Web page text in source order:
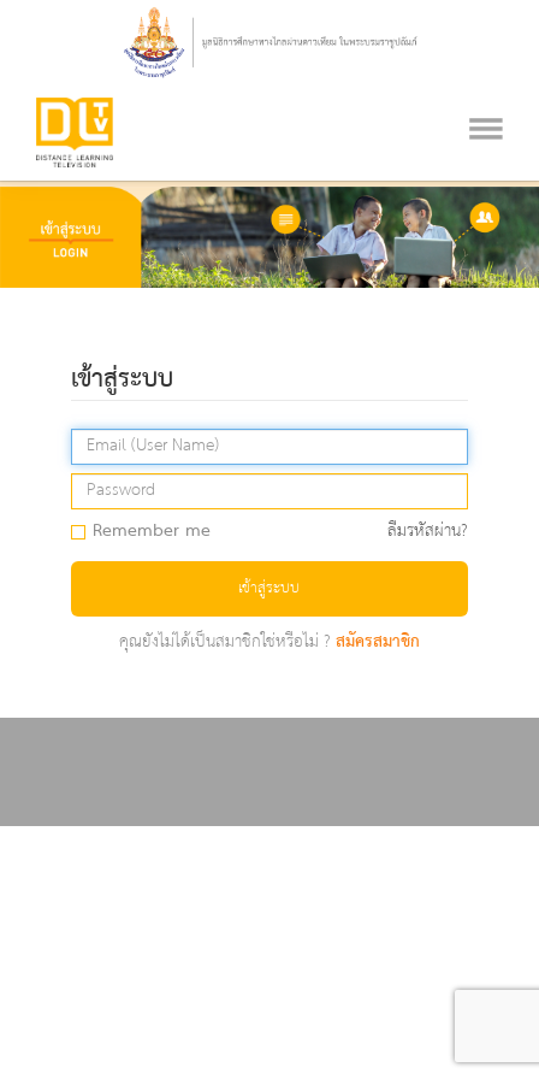
เข้าสู่ระบบ
Remember me ลืมรหัสผ่าน?
เข้าสู่ระบบ
คุณยังไม่ได้เป็นสมาชิกใช่หรือไม่ ?สมัครสมาชิก